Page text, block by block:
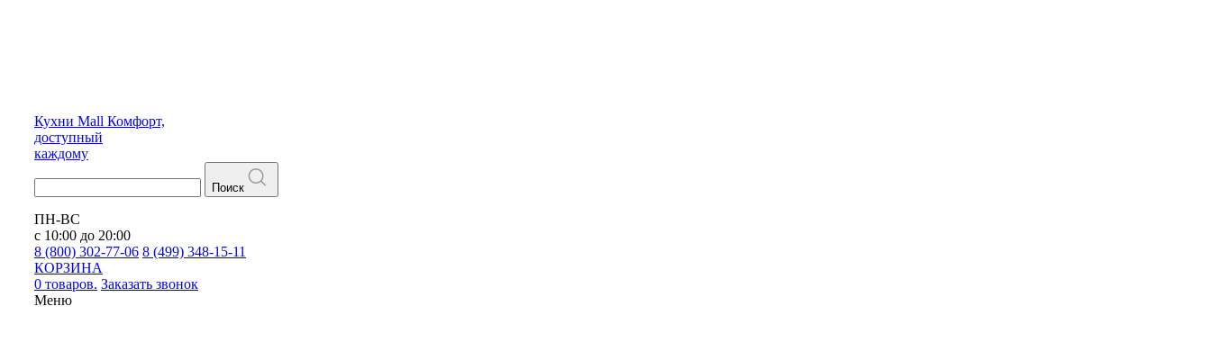
Кухни Mall Комфорт,
доступный
каждому
Поиск
ПН-ВС
с 10:00 до 20:00
8 (800) 302-77-06 8 (499) 348-15-11
КОРЗИНА
0 товаров. Заказать звонок
Меню